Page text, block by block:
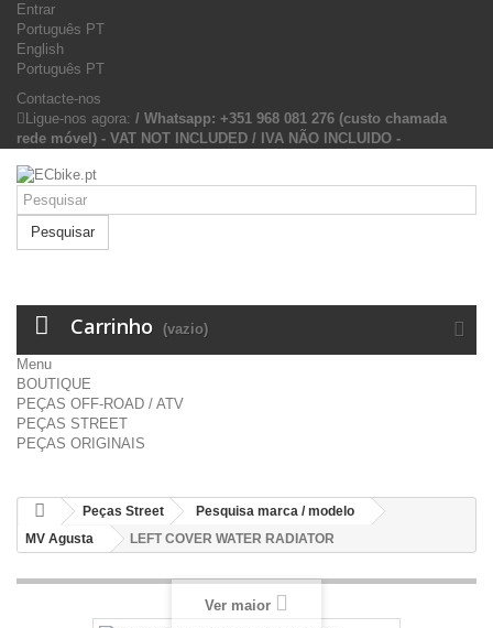
Entrar
Português PT
English
Português PT
Contacte-nos
Ligue-nos agora: / Whatsapp: +351 968 081 276 (custo chamada
rede móvel) - VAT NOT INCLUDED / IVA NÃO INCLUIDO -
Pesquisar
Carrinho (vazio)
Menu
BOUTIQUE
PEÇAS OFF-ROAD / ATV
PEÇAS STREET
PEÇAS ORIGINAIS
Peças Street
Pesquisa marca / modelo
MV Agusta
LEFT COVER WATER RADIATOR
Ver maior